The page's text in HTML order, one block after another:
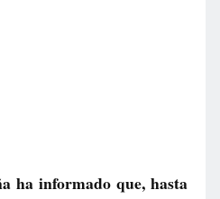
ha informado que, hasta